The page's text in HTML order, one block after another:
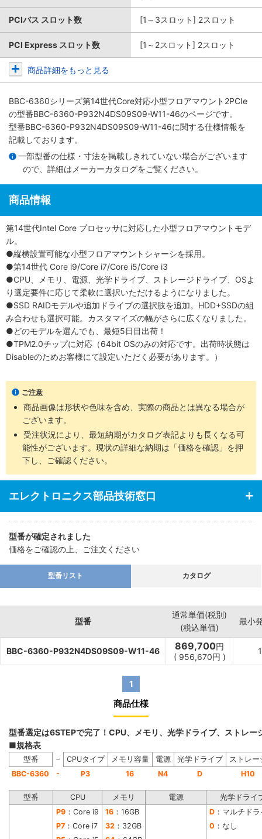
PCIバス スロット数 [1～3スロット] 2スロット
PCI Express スロット数 [1～2スロット] 2スロット
商品詳細をもっと見る
BBC-6360シリーズ第14世代Core対応小型フロアマウント2PCIe
の型番BBC-6360-P932N4DS09S09-W11-46のページです。
型番BBC-6360-P932N4DS09S09-W11-46に関する仕様情報を
記載しております。
一部型番の仕様・寸法を掲載しきれていない場合がございます
ので、詳細は メーカーカタログをご覧ください。
商品情報
第14世代Intel Core プロセッサに対応した小型フロアマウントモデ
ル。
●縦横設置可能な小型フロアマウントシャーシを採用。
●第14世代 Core i9/Core i7/Core i5/Core i3
●CPU、メモリ、電源、光学ドライブ、ストレージドライブ、OSよ
り選定要件に応じて柔軟に選択いただけるようになりました。
●SSD RAIDモデルや追加ドライブの選択肢を追加。HDD+SSDの組
み合わせも選択可能。カスタマイズの幅がさらに広くなりました。
●どのモデルを選んでも、最短5日目出荷！
●TPM2.0チップに対応（64bit OSのみの対応です。出荷時状態は
Disableのためお客様にて設定いただく必要があります。）
ご注意
商品画像は形状や色味を含め、実際の商品とは異なる場合が
ございます。
受注状況により、最短納期がカタログ表記よりも長くなる可
能性がございます。現状の詳細な納期は「価格を確認」を押
下し、ご確認ください。
エレクトロニクス部品技術窓口
型番が確定されました
価格をご確認の上、ご注文ください
型番リスト カタログ
型番
通常単価(税別)
(税込単価)
最小
BBC-6360-P932N4DS09S09-W11-46 869,700円
( 956,670円 )
1
商品仕様
型番選定は6STEPで完了！CPU、メモリ、光学ドライブ、ストレ
■規格表
型番 − CPUタイプ メモリ容量 電源 光学ドライブ
ストレー
BBC-6360
- P3 16 N4 D H10
型番 CPU メモリ 電源
光学ドライ
P9 ：Core i9 16 ：16GB D ：マルチド
P7 ：Core i7 32 ：32GB 0 ：なし